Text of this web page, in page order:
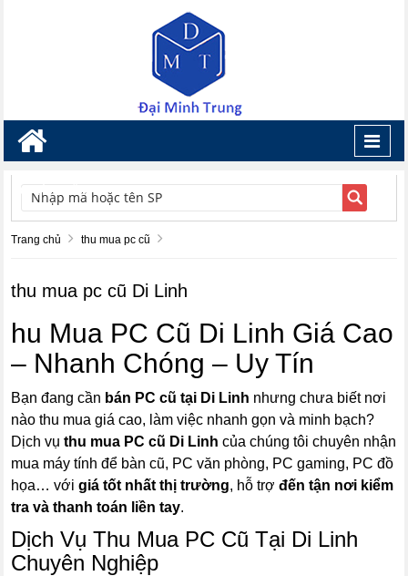
TÌM KIẾM
Trang chủ thu mua pc cũ
thu mua pc cũ Di Linh
hu Mua PC Cũ Di Linh Giá Cao
– Nhanh Chóng – Uy Tín
Bạn đang cần bán PC cũ tại Di Linh nhưng chưa biết nơi
nào thu mua giá cao, làm việc nhanh gọn và minh bạch?
Dịch vụthu mua PC cũ Di Linh của chúng tôi chuyên nhận
mua máy tính để bàn cũ, PC văn phòng, PC gaming, PC đồ
họa… vớigiá tốt nhất thị trường, hỗ trợđến tận nơi kiểm
tra và thanh toán liền tay.
Dịch Vụ Thu Mua PC Cũ Tại Di Linh
Chuyên Nghiệp